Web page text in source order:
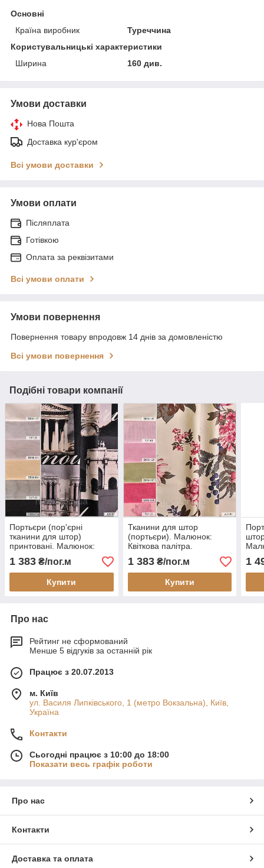
Основні
Країна виробник
Туреччина
Користувальницькі характеристики
Ширина
160 див.
Умови доставки
Нова Пошта
Доставка кур'єром
Всі умови доставки
Умови оплати
Післяплата
Готівкою
Оплата за реквізитами
Всі умови оплати
Умови повернення
Повернення товару впродовж 14 днів за домовленістю
Всі умови повернення
Подібні товари компанії
Портьєри (пор'єрні
тканини для штор)
принтовані. Малюнок:
1 383 ₴/пог.м
Купити
Тканини для штор
(портьєри). Малюнок:
Квіткова палітра.
1 383₴/пог.м
Купити
1
Про нас
Рейтинг не сформований
Менше 5 відгуків за останній рік
Працює з 20.07.2013
м. Київ
ул. Василя Липківського, 1 (метро Вокзальна), Київ,
Україна
Контакти
Сьогодні працює з 10:00 до 18:00
Показати весь графік роботи
Про нас
Контакти
Доставка та оплата